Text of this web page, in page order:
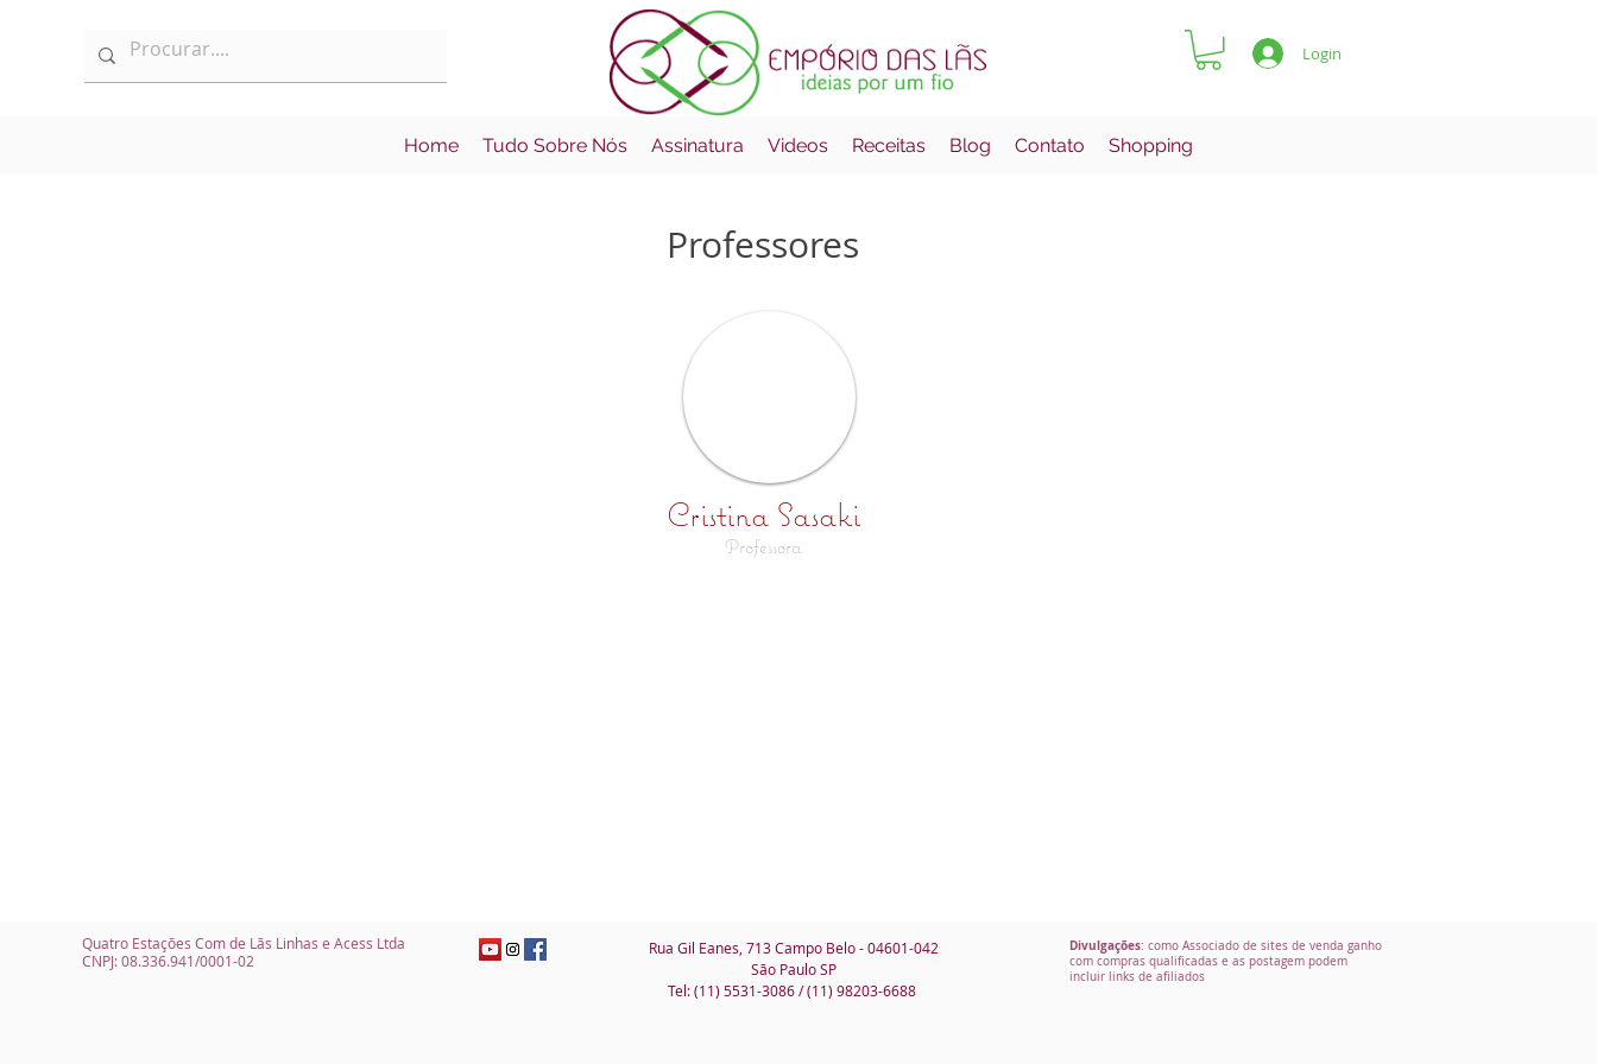
Login
Home Tudo Sobre Nós Assinatura Videos Receitas Blog Contato Shopping
Professores
Cristina Sasaki
Professora
Quatro Estações Com de Lãs Linhas e Acess Ltda
CNPJ: 08.336.941/0001-02
Rua Gil Eanes, 713 Campo Belo - 04601-042
São Paulo SP
Tel: (11) 5531-3086 / (11) 98203-6688
Divulgações: como Associado de sites de venda ganho
com compras qualificadas e as postagem podem
incluir links de afiliados